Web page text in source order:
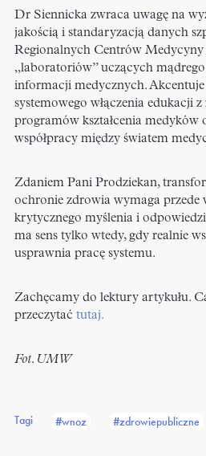
Dr Siennicka zwraca uwagę na
jakością i standaryzacją danych
Regionalnych Centrów
„laboratoriów” uczących
informacji medycznych. Akcentuje
systemowego włączenia edukacji
programów kształcenia
współpracy między światem
Zdaniem Pani Prodziekan,
ochronie zdrowia wymaga przede
krytycznego myślenia i
ma sens tylko wtedy, gdy realnie
usprawnia pracę systemu.
Zachęcamy do lektury artykułu.
przeczytać tutaj.
Fot. UMW
Tagi #wnoz #zdrowiepubliczne